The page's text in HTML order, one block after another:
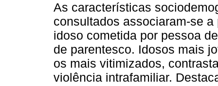
As características
consultados associaram-se
idoso cometida por pessoa
de parentesco. Idosos mais
os mais vitimizados,
violência intrafamiliar.